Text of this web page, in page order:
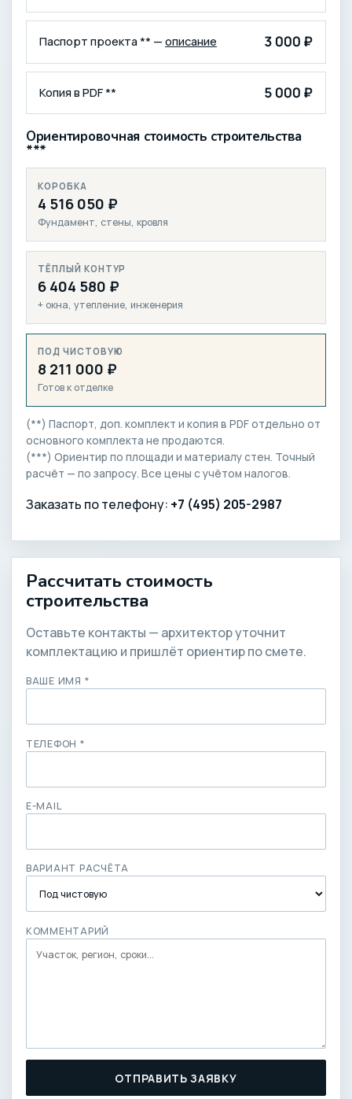
Паспорт проекта ** — описание 3 000 ₽
Копия в PDF ** 5 000 ₽
Ориентировочная стоимость строительства
***
КОРОБКА
4 516 050 ₽
Фундамент, стены, кровля
ТЁПЛЫЙ КОНТУР
6 404 580 ₽
+ окна, утепление, инженерия
ПОД ЧИСТОВУЮ
8 211 000 ₽
Готов к отделке
(**) Паспорт, доп. комплект и копия в PDF отдельно от
основного комплекта не продаются.
(***) Ориентир по площади и материалу стен. Точный
расчёт — по запросу. Все цены с учётом налогов.
Заказать по телефону: +7 (495) 205-2987
Рассчитать стоимость
строительства
Оставьте контакты — архитектор уточнит
комплектацию и пришлёт ориентир по смете.
ВАШЕ ИМЯ *
ТЕЛЕФОН *
E-MAIL
ВАРИАНТ РАСЧЁТА
КОММЕНТАРИЙ
ОТПРАВИТЬ ЗАЯВКУ